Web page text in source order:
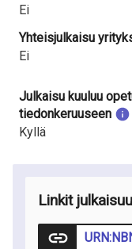
Ei
Yhteisjulkaisu
Ei
Julkaisu kuuluu
tiedonkeruuseen
Kyllä
Linkit